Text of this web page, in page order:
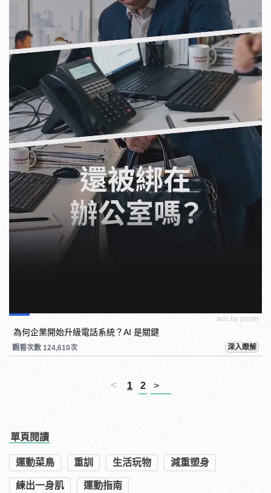
ads by popIn
為何企業開始升級電話系統？AI 是關鍵
觀看次數 124,610次 深入瞭解
< 1 2 >
單頁閱讀
運動菜鳥 重訓 生活玩物 減重塑身
練出一身肌 運動指南